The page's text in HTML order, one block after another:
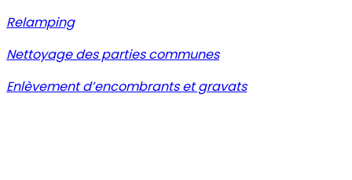
Relamping
Nettoyage des parties communes
Enlèvement d’encombrants et gravats